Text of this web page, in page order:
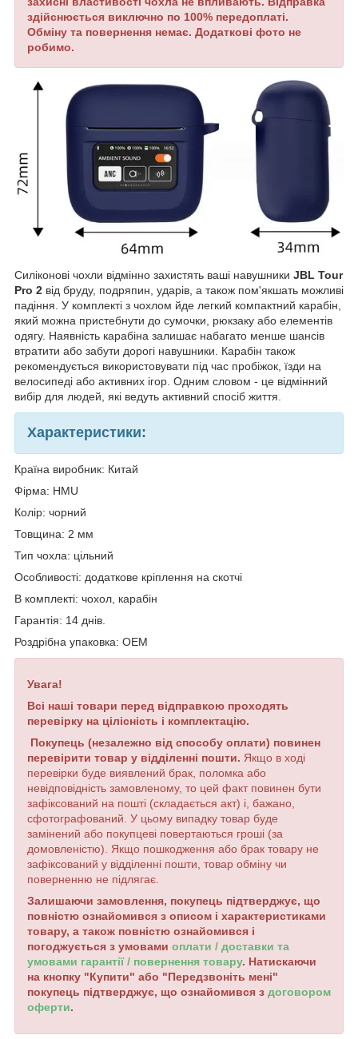
здійснюється виключно по 100% передоплаті.
Обміну та повернення немає. Додаткові фото не
робимо.
Силіконові чохли відмінно захистять ваші навушники JBL Tour
Pro 2 від бруду, подряпин, ударів, а також пом'якшать можливі
падіння. У комплекті з чохлом йде легкий компактний карабін,
який можна пристебнути до сумочки, рюкзаку або елементів
одягу. Наявність карабіна залишає набагато менше шансів
втратити або забути дорогі навушники. Карабін також
рекомендується використовувати під час пробіжок, їзди на
велосипеді або активних ігор. Одним словом - це відмінний
вибір для людей, які ведуть активний спосіб життя.
Характеристики:
Країна виробник: Китай
Фірма: HMU
Колір: чорний
Товщина: 2 мм
Тип чохла: цільний
Особливості: додаткове кріплення на скотчі
В комплекті: чохол, карабін
Гарантія: 14 днів.
Роздрібна упаковка: OEM
Увага!
Всі наші товари перед відправкою проходять
перевірку на цілісність і комплектацію.
Покупець (незалежно від способу оплати) повинен
перевірити товар у відділенні пошти. Якщо в ході
перевірки буде виявлений брак, поломка або
невідповідність замовленому, то цей факт повинен бути
зафіксований на пошті (складається акт) і, бажано,
сфотографований. У цьому випадку товар буде
замінений або покупцеві повертаються гроші (за
домовленістю). Якщо пошкодження або брак товару не
зафіксований у відділенні пошти, товар обміну чи
поверненню не підлягає.
Залишаючи замовлення, покупець підтверджує, що
повністю ознайомився з описом і характеристиками
товару, а також повністю ознайомився і
погоджується з умовами оплати / доставки та
умовами гарантії / повернення товару. Натискаючи
на кнопку "Купити" або "Передзвоніть мені"
покупець підтверджує, що ознайомився з договором
оферти.